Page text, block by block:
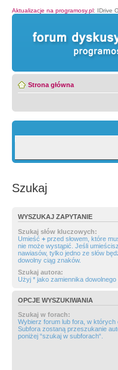
Aktualizacje na programosy.pl: IDrive
Strona główna
Szukaj
WYSZUKAJ ZAPYTANIE
Szukaj słów kluczowych:
Umieść + przed słowem, które
nie może wystąpić. Jeśli
nawiasów, tylko jedno ze słów
dowolny ciąg znaków.
Szukaj autora:
Użyj * jako zamiennika dowolnego
OPCJE WYSZUKIWANIA
Szukaj w forach:
Wybierz forum lub fora, w
Subfora zostaną przeszukanie
poniżej “szukaj w subforach“.